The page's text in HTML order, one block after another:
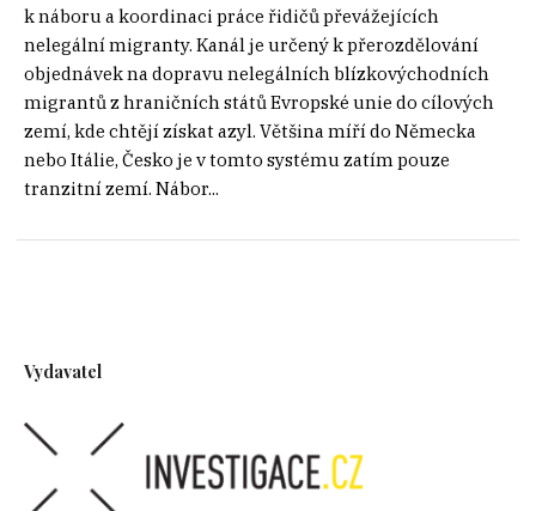
k náboru a koordinaci práce řidičů převážejících
nelegální migranty. Kanál je určený k přerozdělování
objednávek na dopravu nelegálních blízkovýchodních
migrantů z hraničních států Evropské unie do cílových
zemí, kde chtějí získat azyl. Většina míří do Německa
nebo Itálie, Česko je v tomto systému zatím pouze
tranzitní zemí. Nábor...
Vydavatel